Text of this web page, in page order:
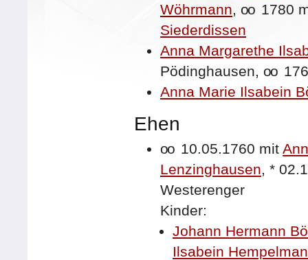
Wöhrmann oo 1780
Siederdissen
Anna Margarethe
Pödinghausen, oo
Anna Marie Ilsabein
Ehen
oo 10.05.1760 mit
Lenzinghausen, *
Westerenger
Kinder:
Johann Hermann
Ilsabein